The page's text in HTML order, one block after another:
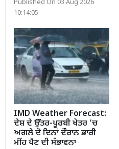
Published On 03 Aug 2026
10:14:05
IMD Weather Forecast:
ਦੇਸ਼ ਦੇ ਉੱਤਰ-ਪੂਰਬੀ ਖੇਤਰ ’ਚ
ਅਗਲੇ ਦੋ ਦਿਨਾਂ ਦੌਰਾਨ ਭਾਰੀ
ਮੀਂਹ ਪੈਣ ਦੀ ਸੰਭਾਵਨਾ